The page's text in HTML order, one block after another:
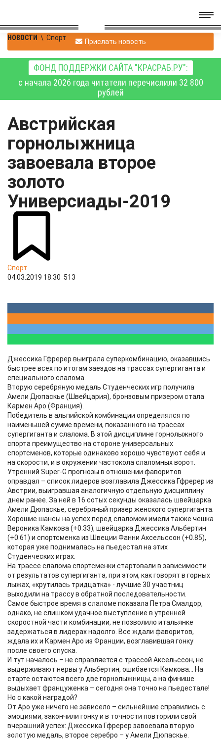
НОВОСТИ \ Спорт Прислать новость
ФОНД ПОДДЕРЖКИ САЙТА "КРАСРАБ.РУ":
с начала 2026 года читатели перечислили 32 800
рублей
Австрийская
горнолыжница
завоевала второе
золото
Универсиады-2019
Спорт
04.03.2019 18:30 513
Джессика Гфререр выиграла суперкомбинацию, оказавшись
быстрее всех по итогам заездов на трассах супергиганта и
специального слалома.
Вторую серебряную медаль Студенческих игр получила
Амели Дюпаскье (Швейцария), бронзовым призером стала
Кармен Аро (Франция).
Победитель в альпийской комбинации определялся по
наименьшей сумме времени, показанного на трассах
супергиганта и слалома. В этой дисциплине горнолыжного
спорта преимущество на стороне универсальных
спортсменов, которые одинаково хорошо чувствуют себя и
на скорости, и в окружении частокола слаломных ворот.
Утренний Super-G прогнозы в отношении фаворитов
оправдал – список лидеров возглавила Джессика Гфререр из
Австрии, выигравшая аналогичную отдельную дисциплину
днем ранее. За ней в 16 сотых секунды оказалась швейцарка
Амели Дюпаскье, серебряный призер женского супергиганта.
Хорошие шансы на успех перед слаломом имели также чешка
Вероника Камкова (+0.33), швейцарка Джессика Альбертин
(+0.61) и спортсменка из Швеции Фанни Аксельссон (+0.85),
которая уже поднималась на пьедестал на этих
Студенческих играх.
На трассе слалома спортсменки стартовали в зависимости
от результатов супергиганта, при этом, как говорят в горных
лыжах, «крутилась тридцатка» - лучшие 30 участниц
выходили на трассу в обратной последовательности.
Самое быстрое время в слаломе показала Петра Смалдор,
однако, не слишком удачное выступление в утренней
скоростной части комбинации, не позволило итальянке
задержаться в лидерах надолго. Все ждали фаворитов,
ждала их и Кармен Аро из Франции, возглавившая гонку
после своего спуска.
И тут началось – не справляется с трассой Аксельссон, не
выдерживают нервы у Альбертин, ошибается Камкова… На
старте остаются всего две горнолыжницы, а на финише
выдыхает француженка – сегодня она точно на пьедестале!
Но с какой наградой?
От Аро уже ничего не зависело – сильнейшие справились с
эмоциями, закончили гонку и в точности повторили свой
вчерашний успех: Джессика Гфререр завоевала вторую
золотую медаль, второе серебро – у Амели Дюпаскье.